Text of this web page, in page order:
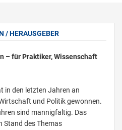
/ HERAUSGEBER
– für Praktiker, Wissenschaft
in den letzten Jahren an
und Politik gewonnen.
sind mannigfaltig. Das
Stand des Themas